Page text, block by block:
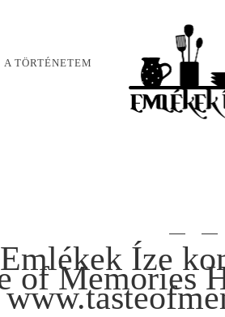
A TÖRTÉNETEM
Íze
of Memories